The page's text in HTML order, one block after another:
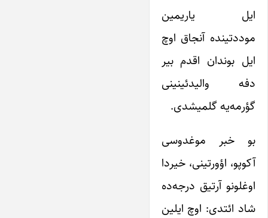
ایل یاریمین
موددتینده آنجاق اوچ
ایل بوندان اقدم بیر
دفه والیدئینینی
گؤرمه‌یه گلمیشدی.
بو خبر موغدوسی
آکوپو، اؤورتینی، خیردا
اوغلونو آرتیق درجه‌ده
شاد ائتدی: اوچ ایلین